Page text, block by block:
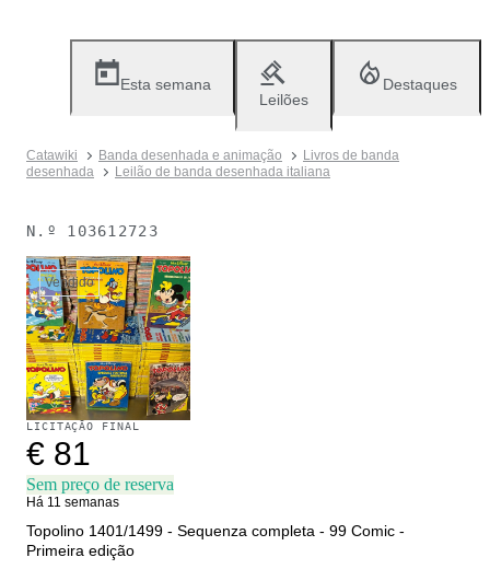
Esta semana
Leilões
Destaques
Catawiki Banda desenhada e animação
Livros de banda
desenhada
Leilão de banda desenhada italiana
N.º 103612723
Vendido
LICITAÇÃO FINAL
€ 81
Sem preço de reserva
Há 11 semanas
Topolino 1401/1499 - Sequenza completa - 99 Comic -
Primeira edição